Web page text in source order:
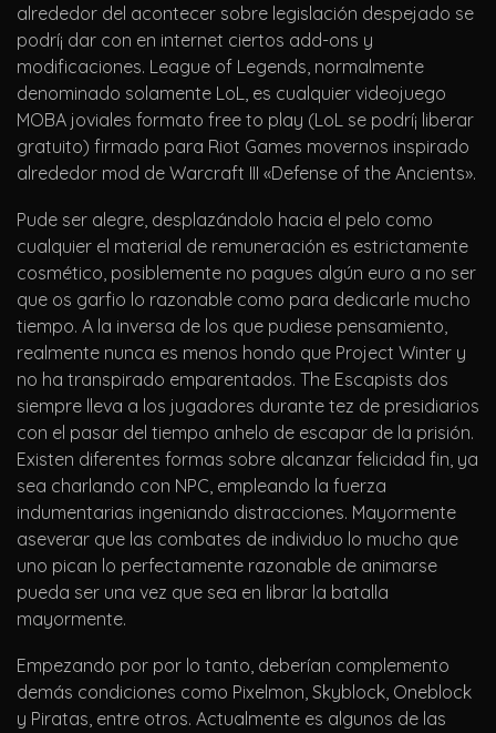
alrededor del acontecer sobre legislación despejado se
podrí¡ dar con en internet ciertos add-ons y
modificaciones. League of Legends, normalmente
denominado solamente LoL, es cualquier videojuego
MOBA joviales formato free to play (LoL se podrí¡ liberar
gratuito) firmado para Riot Games movernos inspirado
alrededor mod de Warcraft III «Defense of the Ancients».
Pude ser alegre, desplazándolo hacia el pelo como
cualquier el material de remuneración es estrictamente
cosmético, posiblemente no pagues algún euro a no ser
que os garfio lo razonable como para dedicarle mucho
tiempo. A la inversa de los que pudiese pensamiento,
realmente nunca es menos hondo que Project Winter y
no ha transpirado emparentados. The Escapists dos
siempre lleva a los jugadores durante tez de presidiarios
con el pasar del tiempo anhelo de escapar de la prisión.
Existen diferentes formas sobre alcanzar felicidad fin, ya
sea charlando con NPC, empleando la fuerza
indumentarias ingeniando distracciones. Mayormente
aseverar que las combates de individuo lo mucho que
uno pican lo perfectamente razonable de animarse
pueda ser una vez que sea en librar la batalla
mayormente.
Empezando por por lo tanto, deberían complemento
demás condiciones como Pixelmon, Skyblock, Oneblock
y Piratas, entre otros. Actualmente es algunos de las